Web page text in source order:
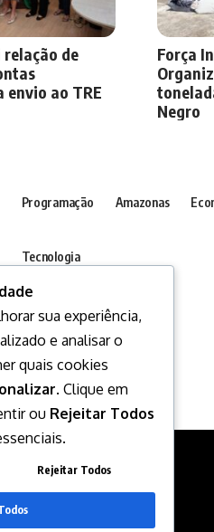
relação de
ao TRE
Força
Negro
Programação Amazonas
Tecnologia
sua experiência,
e analisar o
quais cookies
. Clique em
ou Rejeitar Todos
Rejeitar Todos